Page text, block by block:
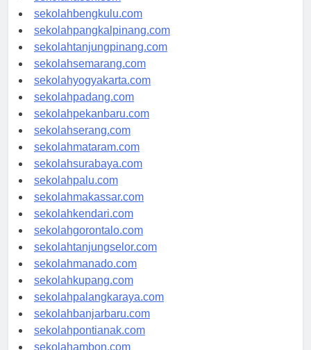
sekolahaceh.com
sekolahbengkulu.com
sekolahpangkalpinang.com
sekolahtanjungpinang.com
sekolahsemarang.com
sekolahyogyakarta.com
sekolahpadang.com
sekolahpekanbaru.com
sekolahserang.com
sekolahmataram.com
sekolahsurabaya.com
sekolahpalu.com
sekolahmakassar.com
sekolahkendari.com
sekolahgorontalo.com
sekolahtanjungselor.com
sekolahmanado.com
sekolahkupang.com
sekolahpalangkaraya.com
sekolahbanjarbaru.com
sekolahpontianak.com